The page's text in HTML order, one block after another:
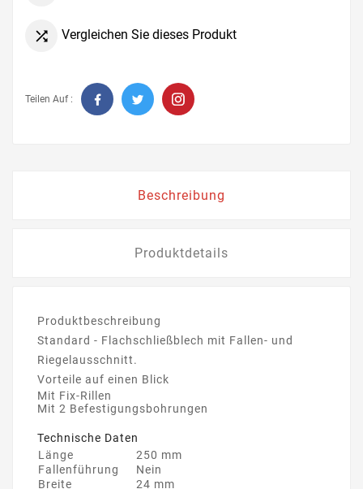
 Vergleichen Sie dieses Produkt
Teilen Auf :
Beschreibung
Produktdetails
Produktbeschreibung
Standard - Flachschließblech mit Fallen- und
Riegelausschnitt.
Vorteile auf einen Blick
Mit Fix-Rillen
Mit 2 Befestigungsbohrungen
Technische Daten
Länge
250 mm
Fallenführung
Nein
Breite
24 mm